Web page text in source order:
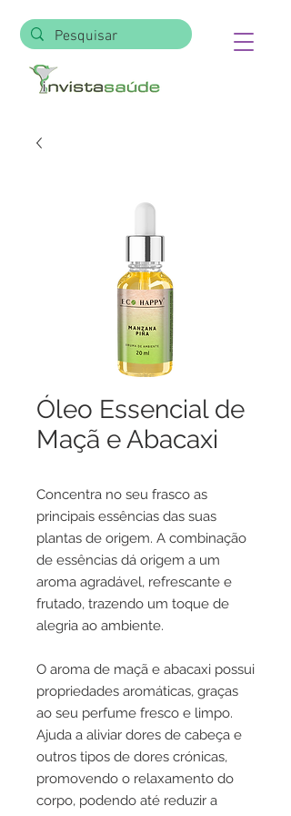
Óleo Essencial de
Maçã e Abacaxi
Concentra no seu frasco as
principais essências das suas
plantas de origem. A combinação
de essências dá origem a um
aroma agradável, refrescante e
frutado, trazendo um toque de
alegria ao ambiente.
O aroma de maçã e abacaxi possui
propriedades aromáticas, graças
ao seu perfume fresco e limpo.
Ajuda a aliviar dores de cabeça e
outros tipos de dores crónicas,
promovendo o relaxamento do
corpo, podendo até reduzir a